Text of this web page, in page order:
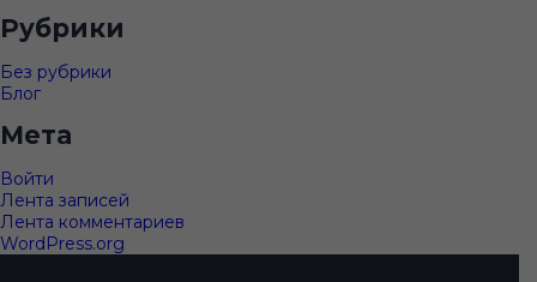
Рубрики
Без рубрики
Блог
Мета
Войти
Лента записей
Лента комментариев
WordPress.org